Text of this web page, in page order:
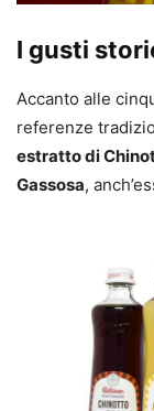
I gusti
Accanto alle
referenze
estratto di
Gassosa,